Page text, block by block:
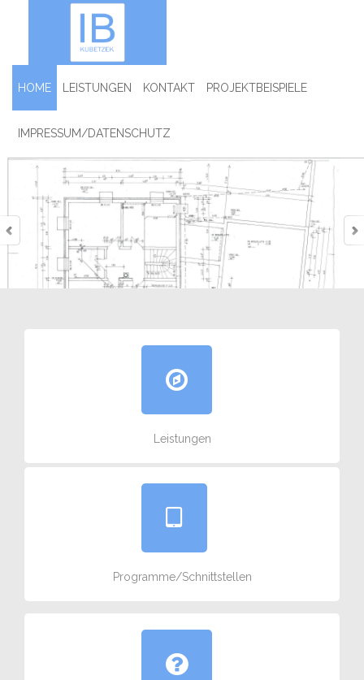
HOME LEISTUNGEN KONTAKT PROJEKTBEISPIELE
IMPRESSUM/DATENSCHUTZ
Leistungen
Programme/Schnittstellen
branchenüblichen Formaten ( Zeichnungen in .dwg,
Stange, sondern eine individuelles Konzept. Das Ziel